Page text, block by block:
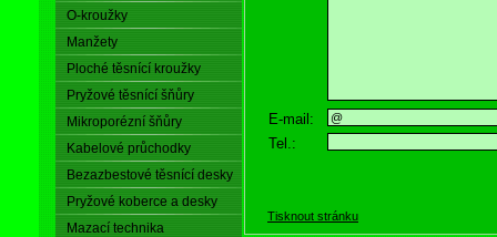
O-kroužky
Manžety
Ploché těsnící kroužky
Pryžové těsnící šňůry
Mikroporézní šňůry
Kabelové průchodky
Bezazbestové těsnící desky
Pryžové koberce a desky
Mazací technika
E-mail:
Tel.:
Tisknout stránku